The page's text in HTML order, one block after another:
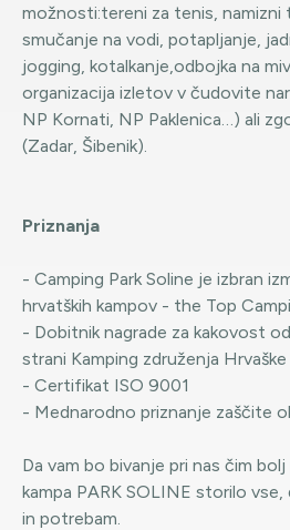
možnosti:tereni za tenis, namizni
smučanje na vodi, potapljanje,
jogging, kotalkanje,odbojka na
organizacija izletov v čudovite
NP Kornati, NP Paklenica…) ali
(Zadar, Šibenik).
Priznanja
- Camping Park Soline je izbran
hrvatških kampov - the Top
- Dobitnik nagrade za kakovost
strani Kamping združenja Hrvaške
- Certifikat ISO 9001
- Mednarodno priznanje zaščite
Da vam bo bivanje pri nas čim
kampa PARK SOLINE storilo vse,
in potrebam.